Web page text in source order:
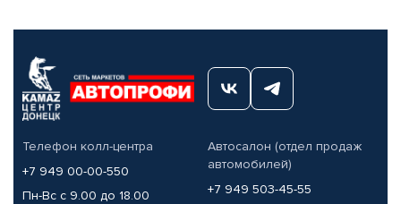
Телефон колл-центра
+7 949 00-00-550
Пн-Вс с 9.00 до 18.00
Автосалон (отдел продаж
автомобилей)
+7 949 503-45-55